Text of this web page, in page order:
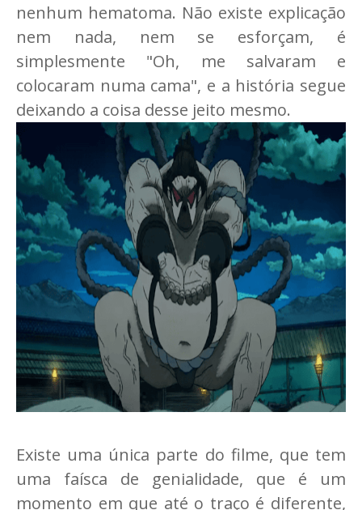
nenhum hematoma. Não existe explicação
nem nada, nem se esforçam, é
simplesmente "Oh, me salvaram e
colocaram numa cama", e a história segue
deixando a coisa desse jeito mesmo.
Existe uma única parte do filme, que tem
uma faísca de genialidade, que é um
momento em que até o traço é diferente,